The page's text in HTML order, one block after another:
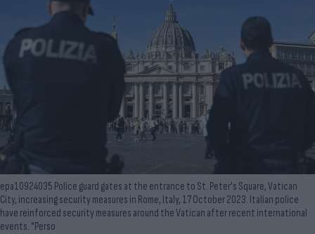
epa10924035 Police guard gates at the entrance to St. Peter's Square, Vatican
City, increasing security measures in Rome, Italy, 17 October 2023. Italian police
have reinforced security measures around the Vatican after recent international
events. "Perso